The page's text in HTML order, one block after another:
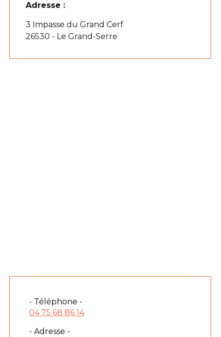
Adresse :
3 Impasse du Grand Cerf
26530 - Le Grand-Serre
- Téléphone -
04 75 68 86 14
- Adresse -